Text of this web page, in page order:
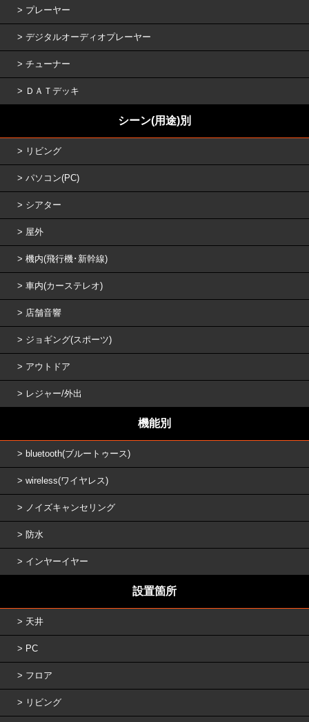
プレーヤー
デジタルオーディオプレーヤー
チューナー
ＤＡＴデッキ
シーン(用途)別
リビング
パソコン(PC)
シアター
屋外
機内(飛行機･新幹線)
車内(カーステレオ)
店舗音響
ジョギング(スポーツ)
アウトドア
レジャー/外出
機能別
bluetooth(ブルートゥース)
wireless(ワイヤレス)
ノイズキャンセリング
防水
インヤーイヤー
設置箇所
天井
PC
フロア
リビング